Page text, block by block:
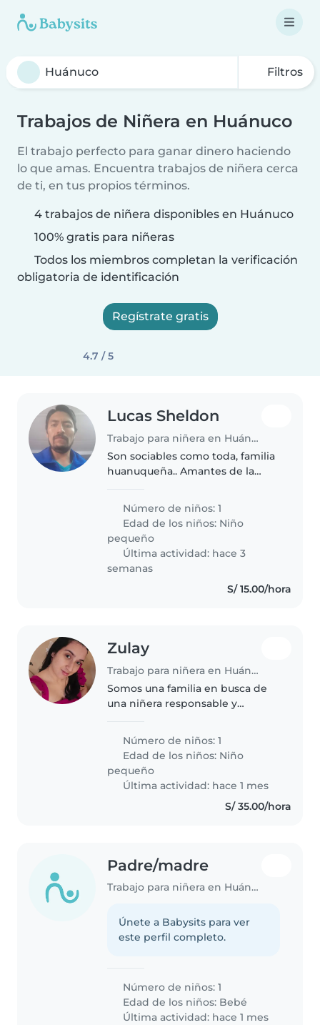
Filtros
Trabajos de Niñera en Huánuco
El trabajo perfecto para ganar dinero haciendo
lo que amas. Encuentra trabajos de niñera cerca
de ti, en tus propios términos.
4 trabajos de niñera disponibles en Huánuco
100% gratis para niñeras
Todos los miembros completan la verificación
obligatoria de identificación
Regístrate gratis
4.7 / 5
Lucas Sheldon
Trabajo para niñera en Huánuco
Son sociables como toda, familia
huanuqueña.. Amantes de la
Número de niños: 1
Edad de los niños: Niño
pequeño
Última actividad: hace 3
semanas
S/ 15.00/hora
Zulay
Trabajo para niñera en Huánuco
Somos una familia en busca de
una niñera responsable y
curioso e inteligente.
Necesitamos alguien cómodo/a
con tareas del..
Número de niños: 1
Edad de los niños: Niño
pequeño
Última actividad: hace 1 mes
S/ 35.00/hora
Padre/madre
Trabajo para niñera en Huánuco
Únete a Babysits para ver
este perfil completo.
Número de niños: 1
Edad de los niños: Bebé
Última actividad: hace 1 mes